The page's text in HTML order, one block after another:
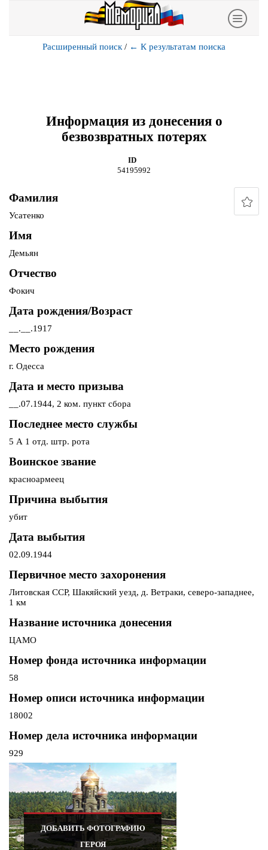
Расширенный поиск / ← К результатам поиска
Информация из донесения о
безвозвратных потерях
ID
54195992
Фамилия
Усатенко
Имя
Демьян
Отчество
Фокич
Дата рождения/Возраст
__.__.1917
Место рождения
г. Одесса
Дата и место призыва
__.07.1944, 2 ком. пункт сбора
Последнее место службы
5 А 1 отд. штр. рота
Воинское звание
красноармеец
Причина выбытия
убит
Дата выбытия
02.09.1944
Первичное место захоронения
Литовская ССР, Шакяйский уезд, д. Ветраки, северо-западнее,
1 км
Название источника донесения
ЦАМО
Номер фонда источника информации
58
Номер описи источника информации
18002
Номер дела источника информации
929
ДОБАВИТЬ ФОТОГРАФИЮ
ГЕРОЯ